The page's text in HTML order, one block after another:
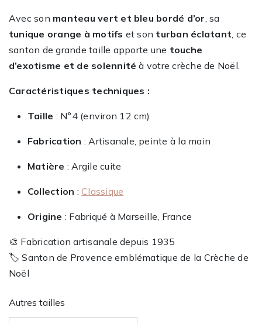
Avec son manteau vert et bleu bordé d’or, sa
tunique orange à motifs et son turban éclatant, ce
santon de grande taille apporte une touche
d’exotisme et de solennité à votre crèche de Noël.
Caractéristiques techniques :
Taille : N°4 (environ 12 cm)
Fabrication : Artisanale, peinte à la main
Matière : Argile cuite
Collection :Classique
Origine : Fabriqué à Marseille, France
🎨 Fabrication artisanale depuis 1935
🏷️ Santon de Provence emblématique de la Crèche de
Noël
Autres tailles